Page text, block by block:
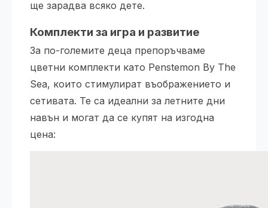
ще зарадва всяко дете.
Комплекти за игра и развитие
За по-големите деца препоръчваме
цветни комплекти като Penstemon By The
Sea, които стимулират въображението и
сетивата. Те са идеални за летните дни
навън и могат да се купят на изгодна
цена: